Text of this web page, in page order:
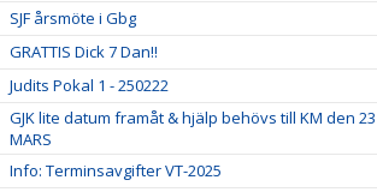
SJF årsmöte i Gbg
GRATTIS Dick 7 Dan!!
Judits Pokal 1 - 250222
GJK lite datum framåt & hjälp behövs till KM den 23
MARS
Info: Terminsavgifter VT-2025